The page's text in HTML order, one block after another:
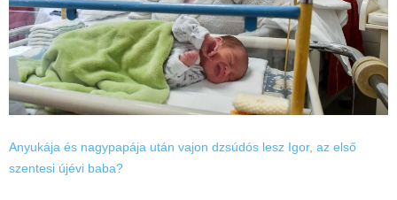
Anyukája és nagypapája után vajon dzsúdós lesz Igor, az első
szentesi újévi baba?